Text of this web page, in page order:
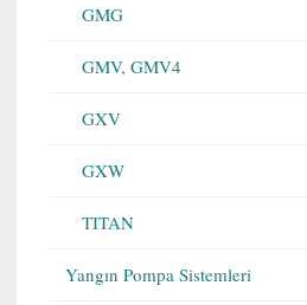
GMG
GMV, GMV4
GXV
GXW
TITAN
Yangın Pompa Sistemleri